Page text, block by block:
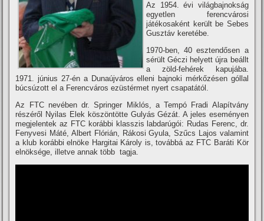
Az 1954. évi világbajnokság
egyetlen ferencvárosi
játékosaként került be Sebes
Gusztáv keretébe.
1970-ben, 40 esztendősen a
sérült Géczi helyett újra beállt
a zöld-fehérek kapujába.
1971. június 27-én a Dunaújváros elleni bajnoki mérkőzésen góllal
búcsúzott el a Ferencváros ezüstérmet nyert csapatától.
Az FTC nevében dr. Springer Miklós, a Tempó Fradi Alapí­tvány
részéről Nyilas Elek köszöntötte Gulyás Gézát. A jeles eseményen
megjelentek az FTC korábbi klasszis labdarúgói: Rudas Ferenc, dr.
Fenyvesi Máté, Albert Flórián, Rákosi Gyula, Szűcs Lajos valamint
a klub korábbi elnöke Hargitai Károly is, továbbá az FTC Baráti Kör
elnöksége, illetve annak több tagja.